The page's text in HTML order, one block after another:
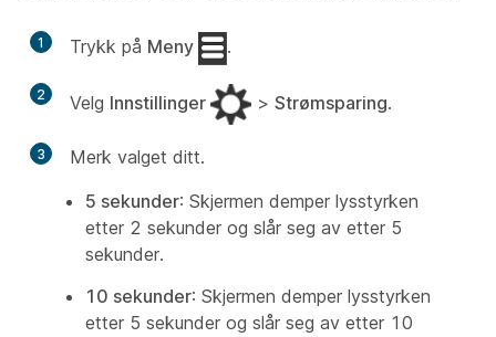
1 Trykk på Meny .
2 Velg Innstillinger > Strømsparing.
3
Merk valget ditt.
5 sekunder: Skjermen demper lysstyrken
etter 2 sekunder og slår seg av etter 5
sekunder.
10 sekunder: Skjermen demper lysstyrken
etter 5 sekunder og slår seg av etter 10